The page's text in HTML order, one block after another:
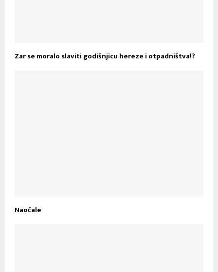
Zar se moralo slaviti godišnjicu hereze i otpadništva!?
Naočale